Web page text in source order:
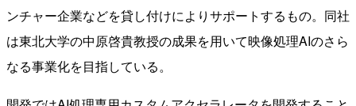
ンチャー企業などを貸し付けによりサポートするもの。同社
は東北大学の中原啓貴教授の成果を用いて映像処理AIのさら
なる事業化を目指している。